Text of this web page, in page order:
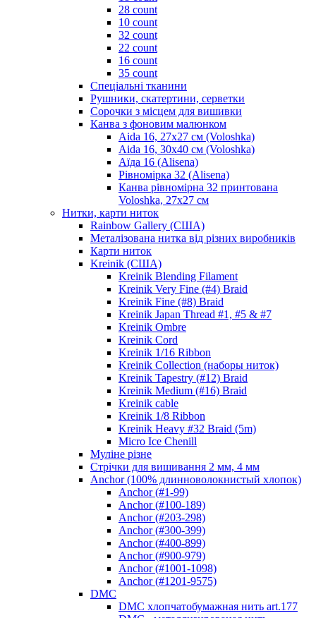
28 count
10 count
32 count
22 count
16 count
35 count
Спеціальні тканини
Рушники, скатертини, серветки
Сорочки з місцем для вишивки
Канва з фоновим малюнком
Aida 16, 27х27 см (Voloshka)
Aida 16, 30х40 см (Voloshka)
Аїда 16 (Alisena)
Рівномірка 32 (Alisena)
Канва рівномірна 32 принтована
Voloshka, 27х27 см
Нитки, карти ниток
Rainbow Gallery (США)
Металізована нитка від різних виробників
Карти ниток
Kreinik (США)
Kreinik Blending Filament
Kreinik Very Fine (#4) Braid
Kreinik Fine (#8) Braid
Kreinik Japan Thread #1, #5 & #7
Kreinik Ombre
Kreinik Cord
Kreinik 1/16 Ribbon
Kreinik Collection (наборы ниток)
Kreinik Tapestry (#12) Braid
Kreinik Medium (#16) Braid
Kreinik cable
Kreinik 1/8 Ribbon
Kreinik Heavy #32 Braid (5m)
Micro Ice Chenill
Муліне різне
Стрічки для вишивання 2 мм, 4 мм
Anchor (100% длинноволокнистый хлопок)
Anchor (#1-99)
Anchor (#100-189)
Anchor (#203-298)
Anchor (#300-399)
Anchor (#400-899)
Anchor (#900-979)
Anchor (#1001-1098)
Anchor (#1201-9575)
DMC
DMC хлопчатобумажная нить art.177